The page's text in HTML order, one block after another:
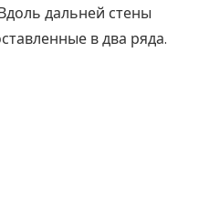
дальней стены
в два ряда.